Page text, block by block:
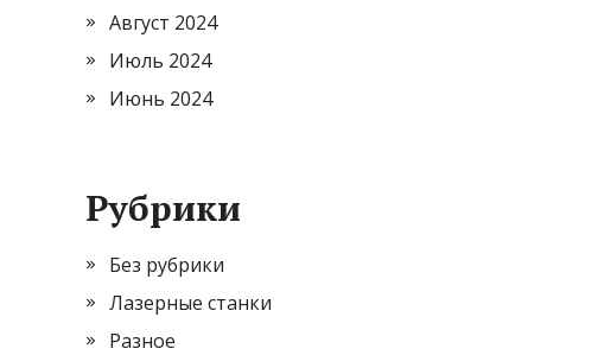
Август 2024
Июль 2024
Июнь 2024
Рубрики
Без рубрики
Лазерные станки
Разное